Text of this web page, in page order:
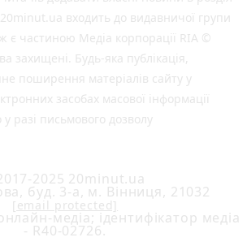
входить до видавничої групи
є частиною Медіа корпорації RIA ©
захищені. Будь-яка публiкацiя,
поширення матеріалів сайту у
засобах масової інформації
разі письмового дозволу
2025 20minut.ua
буд. 3-а, м. Вінниця, 21032
[email protected]
медіа; ідентифікатор медіа
- R40-02726.